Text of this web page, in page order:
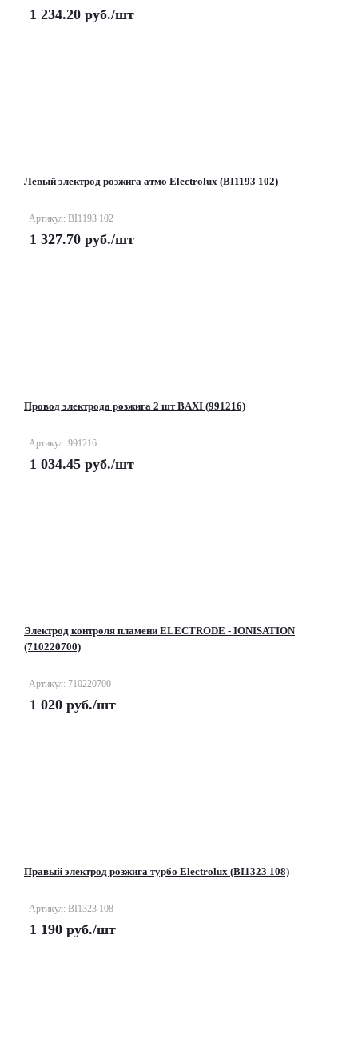
1 234.20 руб./шт
Левый электрод розжига атмо Electrolux (BI1193 102)
Артикул: BI1193 102
1 327.70 руб./шт
Провод электрода розжига 2 шт BAXI (991216)
Артикул: 991216
1 034.45 руб./шт
Электрод контроля пламени ELECTRODE - IONISATION
(710220700)
Артикул: 710220700
1 020 руб./шт
Правый электрод розжига турбо Electrolux (BI1323 108)
Артикул: BI1323 108
1 190 руб./шт